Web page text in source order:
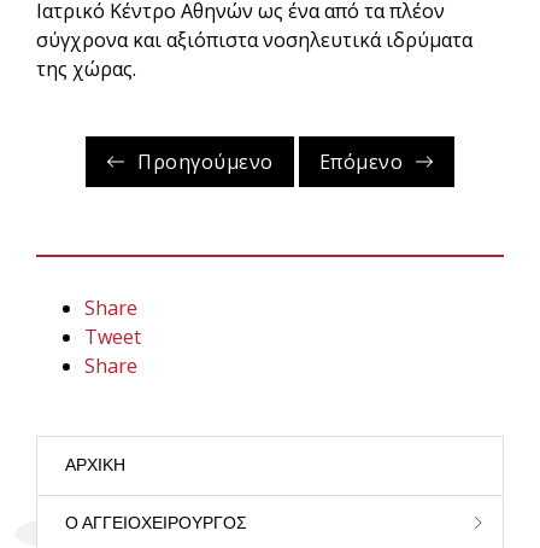
ΑΡΧΙΚΉ
Ο ΑΓΓΕΙΟΧΕΙΡΟΥΡΓΌΣ
Ιατρικό Κέντρο Αθηνών ως ένα από τα πλέον
σύγχρονα και αξιόπιστα νοσηλευτικά ιδρύματα
της χώρας.
Προηγούμενο Επόμενο
Share
Tweet
Share